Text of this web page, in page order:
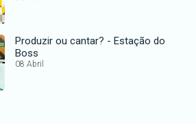
Produzir ou cantar? - Estação do
Boss
08 Abril